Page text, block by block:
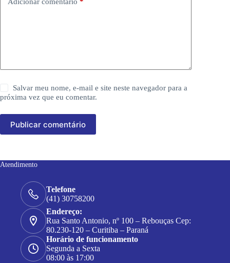
Salvar meu nome, e-mail e site neste navegador para a
próxima vez que eu comentar.
Publicar comentário
Atendimento
Telefone
(41) 30758200
Endereço:
Rua Santo Antonio, nº 100 – Rebouças Cep:
80.230-120 – Curitiba – Paraná
Horário de funcionamento
Segunda a Sexta
08:00 às 17:00